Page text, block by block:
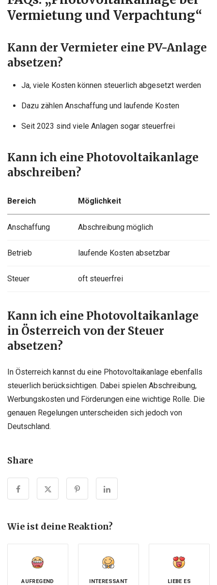
Vermietung und Verpachtung“
Kann der Vermieter eine PV-Anlage
absetzen?
Ja, viele Kosten können steuerlich abgesetzt werden
Dazu zählen Anschaffung und laufende Kosten
Seit 2023 sind viele Anlagen sogar steuerfrei
Kann ich eine Photovoltaikanlage
abschreiben?
Bereich Möglichkeit
Anschaffung Abschreibung möglich
Betrieb laufende Kosten absetzbar
Steuer oft steuerfrei
Kann ich eine Photovoltaikanlage
in Österreich von der Steuer
absetzen?
In Österreich kannst du eine Photovoltaikanlage ebenfalls
steuerlich berücksichtigen. Dabei spielen Abschreibung,
Werbungskosten und Förderungen eine wichtige Rolle. Die
genauen Regelungen unterscheiden sich jedoch von
Deutschland.
Share
Wie ist deine Reaktion?
AUFREGEND INTERESSANT LIEBE ES